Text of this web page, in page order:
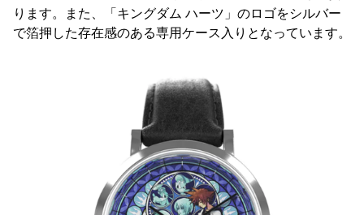
ります。また、「キングダム ハーツ」のロゴをシルバー
で箔押した存在感のある専用ケース入りとなっています。